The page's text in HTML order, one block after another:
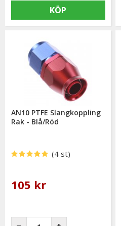
KÖP
AN10 PTFE Slangkoppling
Rak - Blå/Röd
(4 st)
105 kr